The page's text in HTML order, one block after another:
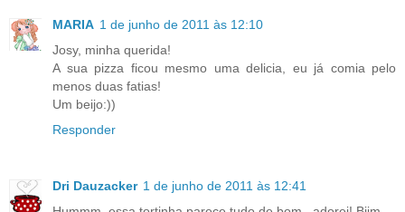
MARIA 1 de junho de 2011 às 12:10
Josy, minha querida!
A sua pizza ficou mesmo uma delicia, eu já comia pelo
menos duas fatias!
Um beijo:))
Responder
Dri Dauzacker 1 de junho de 2011 às 12:41